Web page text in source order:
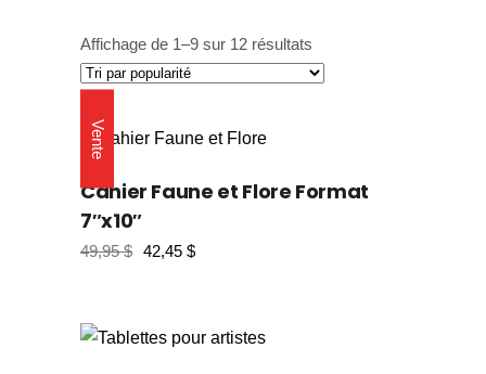
Affichage de 1–9 sur 12 résultats
popularité
Vente
Cahier Faune et Flore Format
7″x10″
49,95$
Le
49,95 $.
42,45 $
Le
42,45 $.